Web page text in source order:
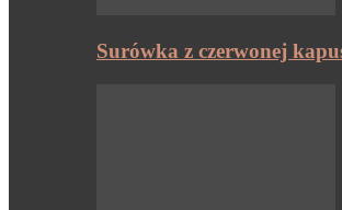
Surówka z czerwonej